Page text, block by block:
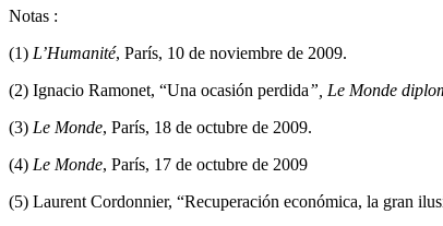
Notas :
(1) L’Humanité, París, 10 de noviembre de 2009.
(2) Ignacio Ramonet, “Una ocasión perdida”, Le Monde
(3) Le Monde, París, 18 de octubre de 2009.
(4) Le Monde, París, 17 de octubre de 2009
(5) Laurent Cordonnier, “Recuperación económica, la gran